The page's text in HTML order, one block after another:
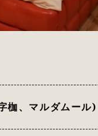
枷、マルダム